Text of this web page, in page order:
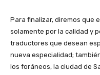
Para finalizar, diremos que
solamente por la calidad y
traductores que desean
nueva especialidad;
los foráneos, la ciudad de